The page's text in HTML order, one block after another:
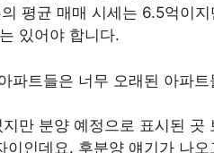
평균 매매 시세는 6.5억이
있어야 합니다.
파트들은 너무 오래된 아파트
만 분양 예정으로 표시된 곳
이인데요. 후분양 얘기가 나